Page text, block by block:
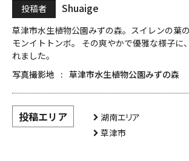
投稿者 Shuaige
草津市水生植物公園みずの森。スイレンの葉
モンイトトンボ。 その爽やかで優雅な様子に
れました。
写真撮影地
草津市水生植物公園みずの森
投稿エリア
湖南エリア
草津市